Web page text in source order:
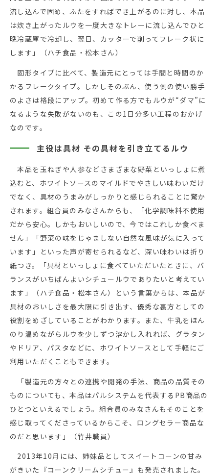
流し込んで固め、ふたをすればでき上がるのに対し、本品
は炊き上がったルウを一度大きなトレーに流し込んでひと
晩冷蔵庫で冷却し、翌日、カッターで削ってフレーク状に
します」（ハチ食品・松本さん）
固形タイプに比べて、製造元にとっては手間と時間のか
かるフレークタイプ。しかしそのぶん、使う側の使い勝手
のよさは格段にアップ。初めて作る方でもルウが“ダマ”に
なるような失敗がないのも、この1日分多い工程のおかげ
なのです。
主役は具材 その具材を引き立てるルウ
本品を玉ねぎや人参などさまざまな野菜といっしょに煮
込むと、ホワイトソースのマイルドでやさしい味わいだけ
でなく、具材のうまみがしっかりと感じられることに驚か
されます。組合員のみなさんからも、「化学調味料不使用
だから安心。しかもおいしいので、今ではこれしか食べま
せん」「野菜の味をじゃましない自然な風味が気に入って
います」といった声が寄せられるなど、深い味わいは折り
紙つき。「具材といっしょに食べていただいたときに、バ
ランスがいちばんよいシチュールウでありたいと考えてい
ます」（ハチ食品・松本さん）という言葉からは、本品が
具材のおいしさを最大限に引き出す、優秀な裏方としての
役割をめざしていることがわかります。また、牛乳をほん
のり温めながらルウを少しずつ溶かし入れれば、グラタン
やドリア、パスタなどに、ホワイトソースとして手軽にご
利用いただくこともできます。
「製造元の方々との連携や開発の手法、商品の品質その
ものについても、本品はパルシステムを代表するPB商品の
ひとつといえるでしょう。組合員のみなさんもそのことを
感じ取ってくださっているからこそ、ロングセラー商品な
のだと思います」（竹井職員）
2013年10月には、姉妹品としてスイートコーンの甘み
がきいた『コーンクリームシチュー』も発売されました。